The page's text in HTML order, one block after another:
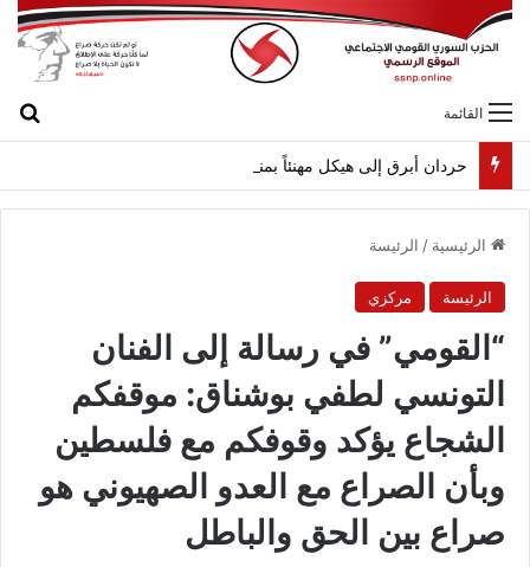
القائمة
حردان أبرق إلى هيكل مهنئاً بمناسبة عيد الجيش
الرئيسية / الرئيسة
الرئيسة مركزي
“القومي” في رسالة إلى الفنان
التونسي لطفي بوشناق: موقفكم
الشجاع يؤكد وقوفكم مع فلسطين
وبأن الصراع مع العدو الصهيوني هو
صراع بين الحق والباطل